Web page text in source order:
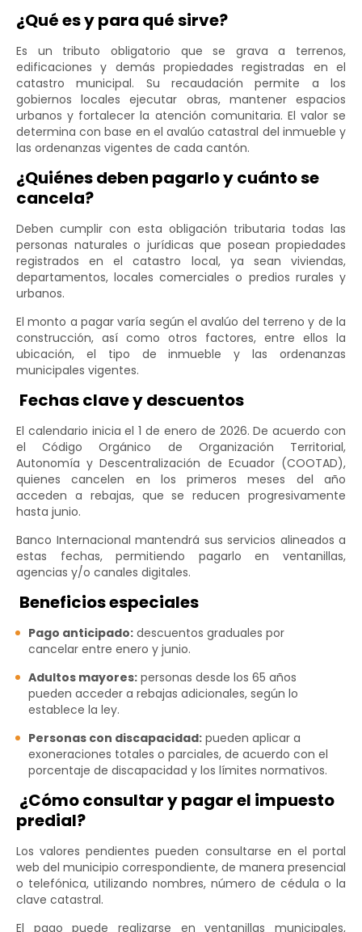
¿Qué es y para qué sirve?
Es un tributo obligatorio que se grava a terrenos,
edificaciones y demás propiedades registradas en el
catastro municipal. Su recaudación permite a los
gobiernos locales ejecutar obras, mantener espacios
urbanos y fortalecer la atención comunitaria. El valor se
determina con base en el avalúo catastral del inmueble y
las ordenanzas vigentes de cada cantón.
¿Quiénes deben pagarlo y cuánto se
cancela?
Deben cumplir con esta obligación tributaria todas las
personas naturales o jurídicas que posean propiedades
registrados en el catastro local, ya sean viviendas,
departamentos, locales comerciales o predios rurales y
urbanos.
El monto a pagar varía según el avalúo del terreno y de la
construcción, así como otros factores, entre ellos la
ubicación, el tipo de inmueble y las ordenanzas
municipales vigentes.
Fechas clave y descuentos
El calendario inicia el 1 de enero de 2026. De acuerdo con
el Código Orgánico de Organización Territorial,
Autonomía y Descentralización de Ecuador (COOTAD),
quienes cancelen en los primeros meses del año
acceden a rebajas, que se reducen progresivamente
hasta junio.
Banco Internacional mantendrá sus servicios alineados a
estas fechas, permitiendo pagarlo en ventanillas,
agencias y/o canales digitales.
Beneficios especiales
Pago anticipado: descuentos graduales por
cancelar entre enero y junio.
Adultos mayores: personas desde los 65 años
pueden acceder a rebajas adicionales, según lo
establece la ley.
Personas con discapacidad: pueden aplicar a
exoneraciones totales o parciales, de acuerdo con el
porcentaje de discapacidad y los límites normativos.
¿Cómo consultar y pagar el impuesto
predial?
Los valores pendientes pueden consultarse en el portal
web del municipio correspondiente, de manera presencial
o telefónica, utilizando nombres, número de cédula o la
clave catastral.
El pago puede realizarse en ventanillas municipales,